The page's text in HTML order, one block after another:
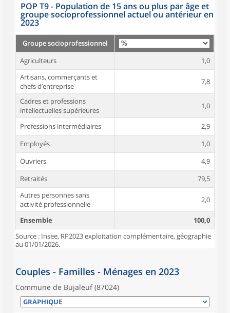
POP T9 - Population de 15 ans ou plus par âge et
groupe socioprofessionnel actuel ou antérieur en
2023
Groupe socioprofessionnel
Agriculteurs
1,0
Artisans, commerçants et
chefs d’entreprise
7,8
Cadres et professions
intellectuelles supérieures
1,0
Professions intermédiaires
2,9
Employés
1,0
Ouvriers
4,9
Retraités
79,5
Autres personnes sans
activité professionnelle
2,0
Ensemble
100,0
Source : Insee, RP2023 exploitation complémentaire, géographie
au 01/01/2026.
Couples - Familles - Ménages en 2023
Commune de Bujaleuf (87024)